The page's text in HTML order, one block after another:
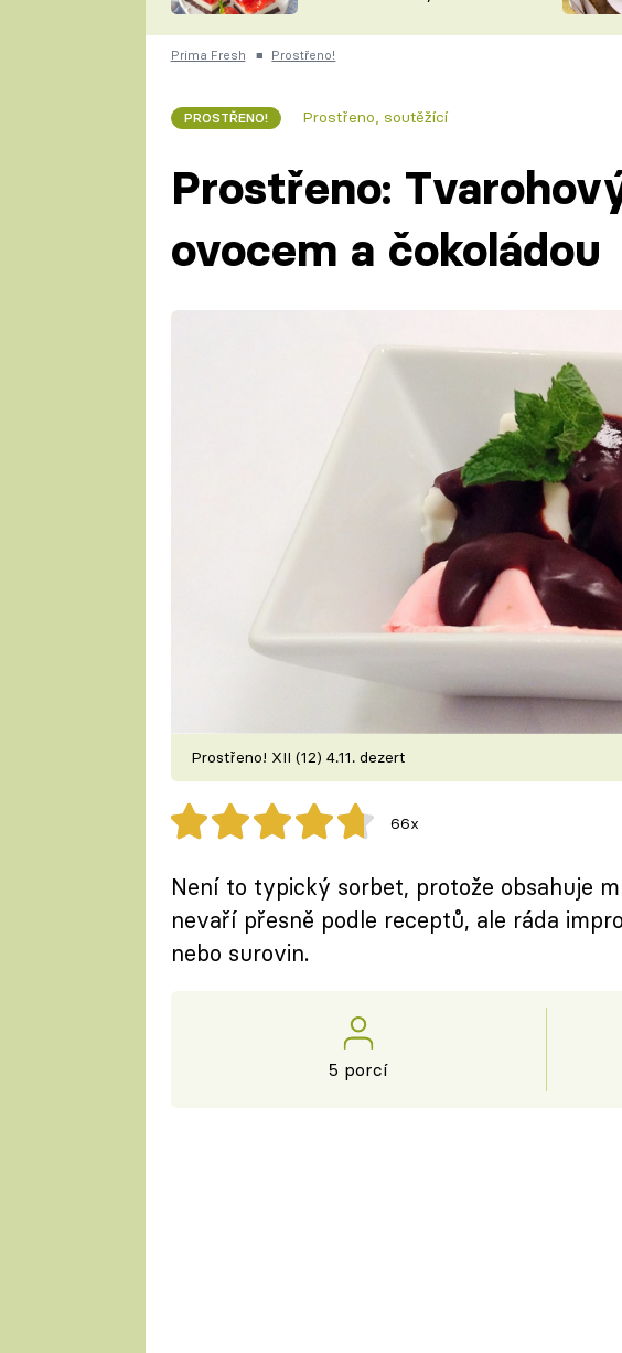
ČESKO NA TALÍŘI
KUCHAŘKA
Prima Fresh ■ Prostřeno!
PROSTŘENO! Prostřeno, soutěžící
Prostřeno:
ovocem a čokoládou
Prostřeno! XII (12) 4.11. dezert
66x
Není to typický sorbet, protože obsahuje
nevaří přesně podle receptů, ale ráda
nebo surovin.
5 porcí